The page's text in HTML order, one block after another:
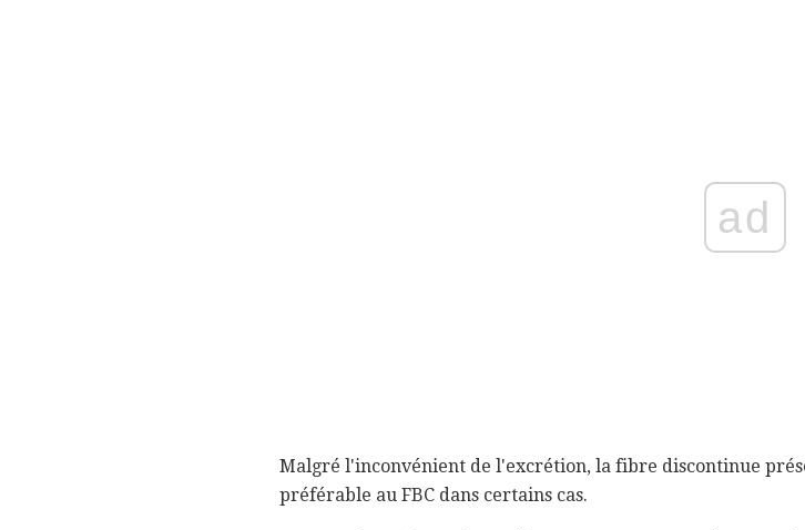
ad
Malgré l'inconvénient de l'excrétion, la fibre discontinue
préférable au FBC dans certains cas.